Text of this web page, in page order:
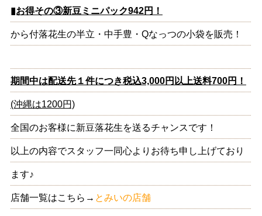
▮お得その③新豆ミニパック942円！
から付落花生の半立・中手豊・Qなっつの小袋を販売！
期間中は配送先１件につき税込3,000円以上送料700円！
(沖縄は1200円)
全国のお客様に新豆落花生を送るチャンスです！
以上の内容でスタッフ一同心よりお待ち申し上げており
ます♪
店舗一覧はこちら→ とみいの店舗